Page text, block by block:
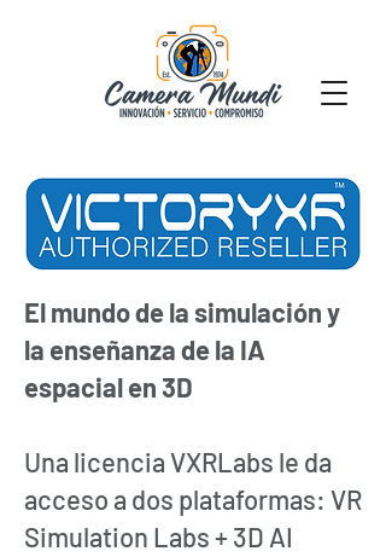
El mundo de la simulación y
la enseñanza de la IA
espacial en 3D
Una licencia VXRLabs le da
acceso a dos plataformas: VR
Simulation Labs + 3D AI